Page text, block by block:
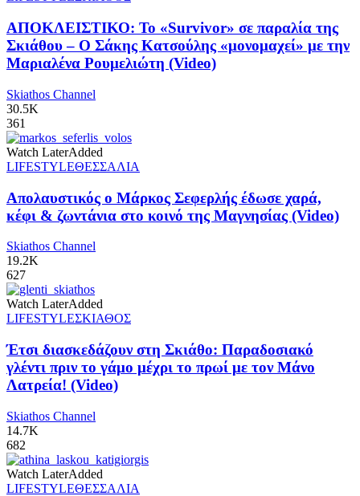
ΑΠΟΚΛΕΙΣΤΙΚΟ: Το «Survivor» σε παραλία της
Σκιάθου – Ο Σάκης Κατσούλης «μονομαχεί» με την
Μαριαλένα Ρουμελιώτη (Video)
Skiathos Channel
30.5K
361
Watch LaterAdded
LIFESTYLEΘΕΣΣΑΛΙΑ
Απολαυστικός ο Μάρκος Σεφερλής έδωσε χαρά,
κέφι & ζωντάνια στο κοινό της Μαγνησίας (Video)
Skiathos Channel
19.2K
627
Watch LaterAdded
LIFESTYLEΣΚΙΑΘΟΣ
Έτσι διασκεδάζουν στη Σκιάθο: Παραδοσιακό
γλέντι πριν το γάμο μέχρι το πρωί με τον Μάνο
Λατρεία! (Video)
Skiathos Channel
14.7K
682
Watch LaterAdded
LIFESTYLEΘΕΣΣΑΛΙΑ